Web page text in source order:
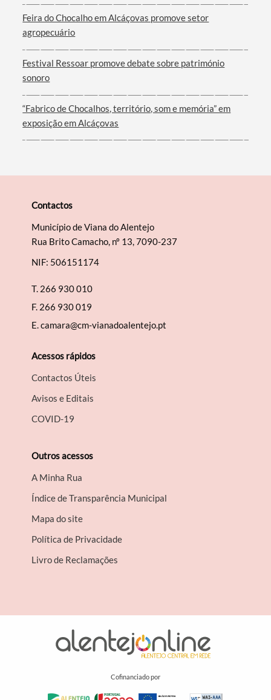
Feira do Chocalho em Alcáçovas promove setor
agropecuário
Festival Ressoar promove debate sobre património
sonoro
“Fabrico de Chocalhos, território, som e memória” em
exposição em Alcáçovas
Contactos
Município de Viana do Alentejo
Rua Brito Camacho, nº 13, 7090-237
NIF: 506151174
T. 266 930 010
F. 266 930 019
E.camara@cm-vianadoalentejo.pt
Acessos rápidos
Contactos Úteis
Avisos e Editais
COVID-19
Outros acessos
A Minha Rua
Índice de Transparência Municipal
Mapa do site
Política de Privacidade
Livro de Reclamações
Cofinanciado por